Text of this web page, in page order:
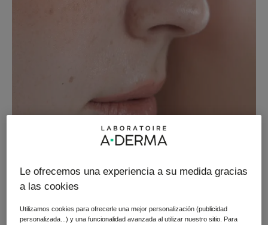
Le ofrecemos una experiencia a su medida gracias
a las cookies
Utilizamos cookies para ofrecerle una mejor personalización (publicidad
personalizada...) y una funcionalidad avanzada al utilizar nuestro sitio. Para